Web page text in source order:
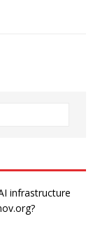
infrastructure